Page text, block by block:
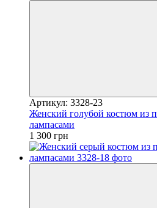
Артикул: 3328-23
Женский голубой костюм из
лампасами
1 300 грн